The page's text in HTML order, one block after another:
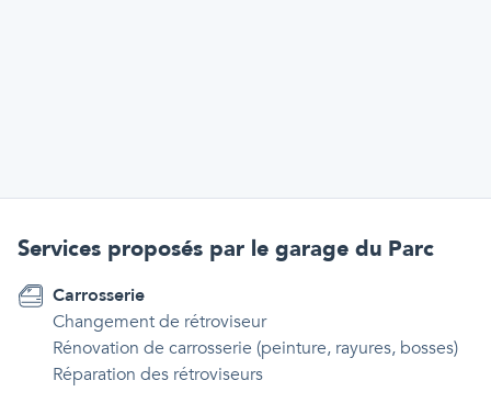
Services proposés par le garage du Parc
Carrosserie
Changement de rétroviseur
Rénovation de carrosserie (peinture, rayures, bosses)
Réparation des rétroviseurs